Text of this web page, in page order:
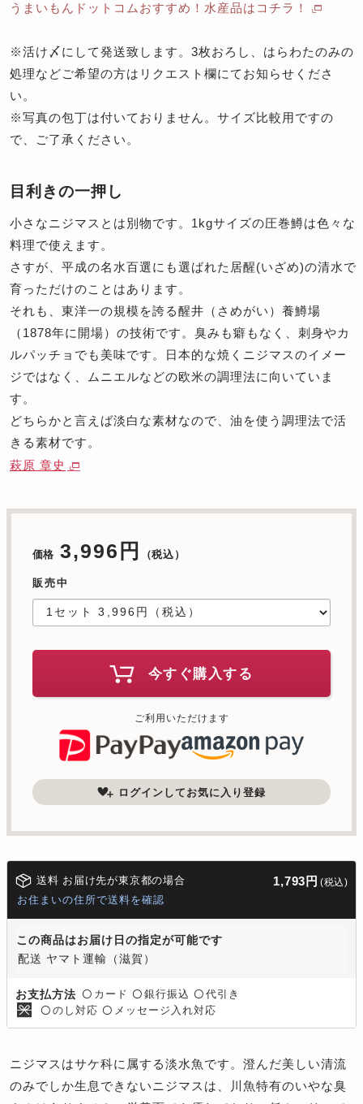
うまいもんドットコムおすすめ！水産品はコチラ！
※活け〆にして発送致します。3枚おろし、はらわたのみの
処理などご希望の方はリクエスト欄にてお知らせくださ
い。
※写真の包丁は付いておりません。サイズ比較用ですの
で、ご了承ください。
目利きの一押し
小さなニジマスとは別物です。1kgサイズの圧巻鱒は色々な
料理で使えます。
さすが、平成の名水百選にも選ばれた居醒(いざめ)の清水で
育っただけのことはあります。
それも、東洋一の規模を誇る醒井（さめがい）養鱒場
（1878年に開場）の技術です。臭みも癖もなく、刺身やカ
ルパッチョでも美味です。日本的な焼くニジマスのイメー
ジではなく、ムニエルなどの欧米の調理法に向いていま
す。
どちらかと言えば淡白な素材なので、油を使う調理法で活
きる素材です。
萩原 章史
価格 3,996円 （税込）
販売中
今すぐ購入する
ご利用いただけます
ログインしてお気に入り登録
送料 お届け先が東京都の場合 1,793円 (税込)
お住まいの住所で送料を確認
この商品はお届け日の指定が可能です
配送 ヤマト運輸（滋賀）
お支払方法 〇 カード 〇 銀行振込 〇 代引き
〇 のし対応 〇 メッセージ入れ対応
ニジマスはサケ科に属する淡水魚です。澄んだ美しい清流
のみでしか生息できないニジマスは、川魚特有のいやな臭